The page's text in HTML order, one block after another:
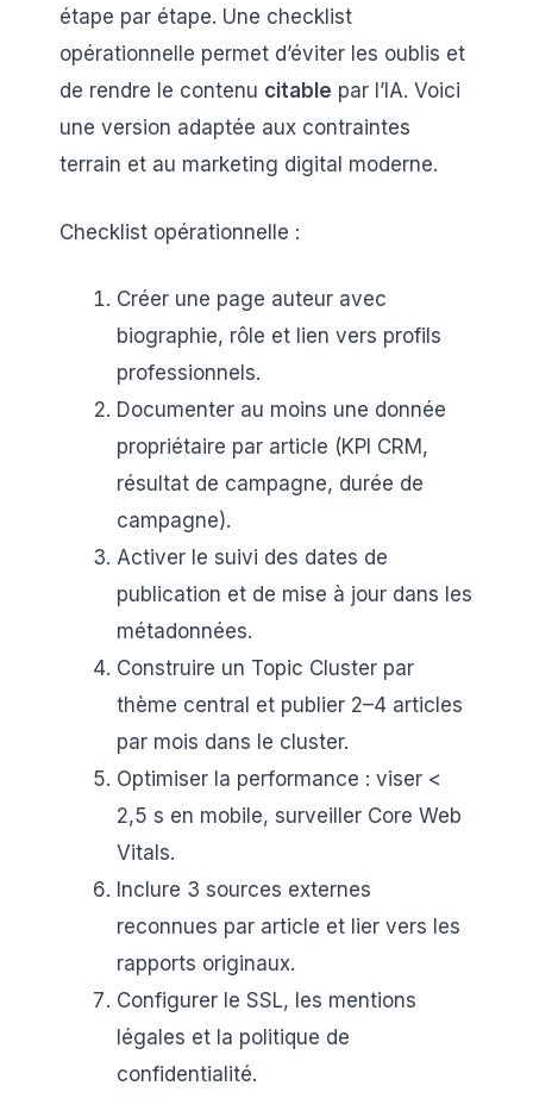
étape par étape. Une checklist
opérationnelle permet d’éviter les oublis et
de rendre le contenu citable par l’IA. Voici
une version adaptée aux contraintes
terrain et au marketing digital moderne.
Checklist opérationnelle :
Créer une page auteur avec
biographie, rôle et lien vers profils
professionnels.
Documenter au moins une donnée
propriétaire par article (KPI CRM,
résultat de campagne, durée de
campagne).
Activer le suivi des dates de
publication et de mise à jour dans les
métadonnées.
Construire un Topic Cluster par
thème central et publier 2–4 articles
par mois dans le cluster.
Optimiser la performance : viser <
2,5 s en mobile, surveiller Core Web
Vitals.
Inclure 3 sources externes
reconnues par article et lier vers les
rapports originaux.
Configurer le SSL, les mentions
légales et la politique de
confidentialité.